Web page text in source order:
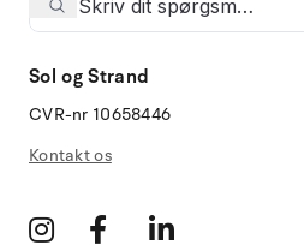
Sol og Strand
CVR-nr 10658446
Kontakt os